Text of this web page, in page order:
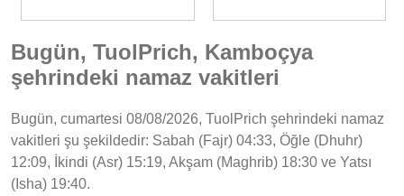
Bugün, TuolPrich, Kamboçya
şehrindeki namaz vakitleri
Bugün, cumartesi 08/08/2026, TuolPrich şehrindeki namaz
vakitleri şu şekildedir: Sabah (Fajr) 04:33, Öğle (Dhuhr)
12:09, İkindi (Asr) 15:19, Akşam (Maghrib) 18:30 ve Yatsı
(Isha) 19:40.